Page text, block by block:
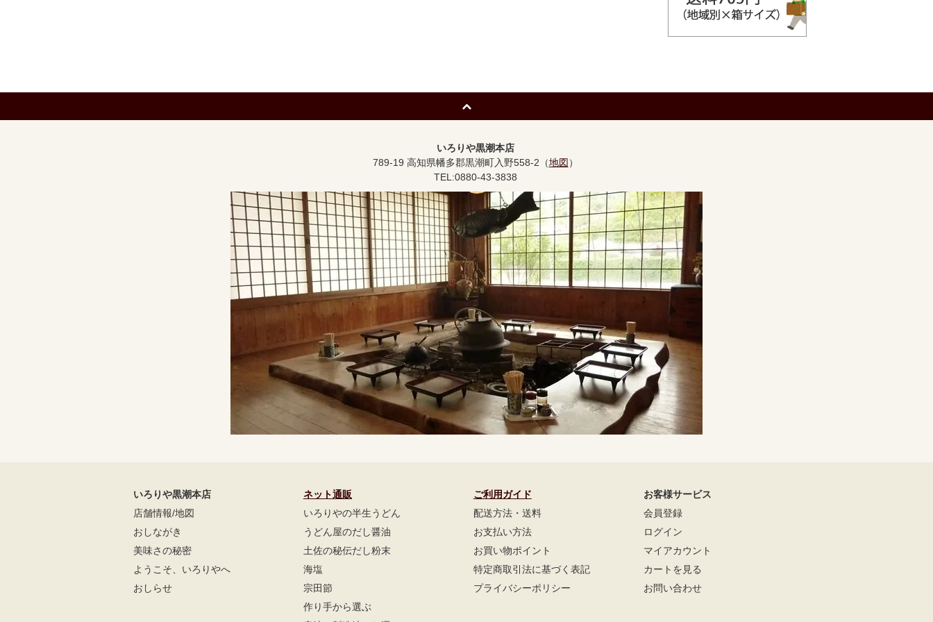
いろりや黒潮本店
789-19 高知県幡多郡黒潮町入野558-2（地図 ）
TEL:0880-43-3838
いろりや黒潮本店
店舗情報/地図
おしながき
美味さの秘密
ようこそ、いろりやへ
おしらせ
ネット通販
いろりやの半生うどん
うどん屋のだし醤油
土佐の秘伝だし粉末
海塩
宗田節
作り手から選ぶ
ご利用ガイド
配送方法・送料
お支払い方法
お買い物ポイント
特定商取引法に基づく表記
プライバシーポリシー
お客様サービス
会員登録
ログイン
マイアカウント
カートを見る
お問い合わせ